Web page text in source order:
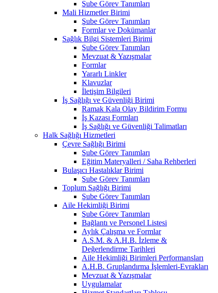
Şube Görev Tanımları
Mali Hizmetler Birimi
Şube Görev Tanımları
Formlar ve Dokümanlar
Sağlık Bilgi Sistemleri Birimi
Şube Görev Tanımları
Mevzuat & Yazışmalar
Formlar
Yararlı Linkler
Klavuzlar
İletişim Bilgileri
İş Sağlığı ve Güvenliği Birimi
Ramak Kala Olay Bildirim Formu
İş Kazası Formları
İş Sağlığı ve Güvenliği Talimatları
Halk Sağlığı Hizmetleri
Çevre Sağlığı Birimi
Şube Görev Tanımları
Eğitim Materyalleri / Saha Rehberleri
Bulaşıcı Hastalıklar Birimi
Şube Görev Tanımları
Toplum Sağlığı Birimi
Şube Görev Tanımları
Aile Hekimliği Birimi
Şube Görev Tanımları
Bağlantı ve Personel Listesi
Aylık Çalışma ve Formlar
A.S.M. & A.H.B. İzleme &
Değerlendirme Tarihleri
Aile Hekimliği Birimleri Performansları
A.H.B. Gruplandırma İşlemleri-Evrakları
Mevzuat & Yazışmalar
Uygulamalar